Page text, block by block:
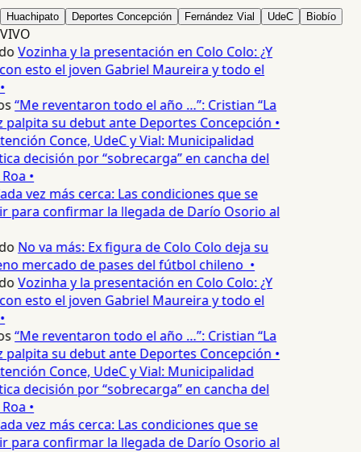
Huachipato Deportes Concepción Fernández Vial UdeC Biobío
VIVO
Vozinha y la presentación en Colo Colo: ¿Y
esto el joven Gabriel Maureira y todo el
“Me reventaron todo el año …”: Cristian “La
palpita su debut ante Deportes Concepción •
Conce, UdeC y Vial: Municipalidad
decisión por “sobrecarga” en cancha del
•
vez más cerca: Las condiciones que se
para confirmar la llegada de Darío Osorio al
No va más: Ex figura de Colo Colo deja su
mercado de pases del fútbol chileno •
Vozinha y la presentación en Colo Colo: ¿Y
esto el joven Gabriel Maureira y todo el
“Me reventaron todo el año …”: Cristian “La
palpita su debut ante Deportes Concepción •
Conce, UdeC y Vial: Municipalidad
decisión por “sobrecarga” en cancha del
•
vez más cerca: Las condiciones que se
para confirmar la llegada de Darío Osorio al